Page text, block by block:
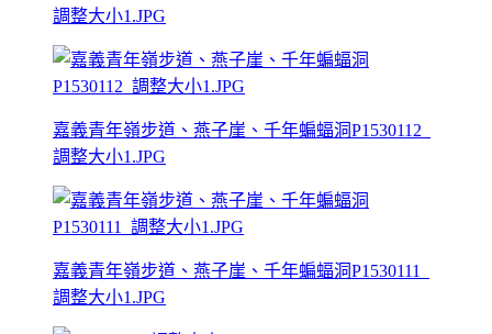
調整大小1.JPG
嘉義青年嶺步道、燕子崖、千年蝙蝠洞P1530112_
調整大小1.JPG
嘉義青年嶺步道、燕子崖、千年蝙蝠洞P1530111_
調整大小1.JPG